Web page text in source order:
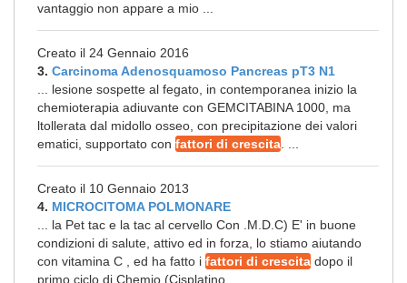
vantaggio non appare a mio ...
Creato il 24 Gennaio 2016
3. Carcinoma Adenosquamoso Pancreas pT3 N1
... lesione sospette al fegato, in contemporanea inizio la
chemioterapia adiuvante con GEMCITABINA 1000, ma
ltollerata dal midollo osseo, con precipitazione dei valori
ematici, supportato con fattori di crescita
Creato il 10 Gennaio 2013
4. MICROCITOMA POLMONARE
... la Pet tac e la tac al cervello Con .M.D.C) E' in buone
condizioni di salute, attivo ed in forza, lo stiamo aiutando
con vitamina C , ed ha fatto i fattori di crescita dopo il
primo ciclo di Chemio (Cisplatino ...